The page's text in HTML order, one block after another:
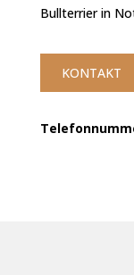
Bullterrier in
KONTAKT